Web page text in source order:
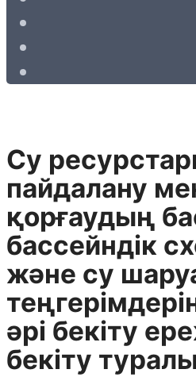
Су
пайдалану
қорғаудың
бассейндiк
және су
әрi бекiту
бекiту